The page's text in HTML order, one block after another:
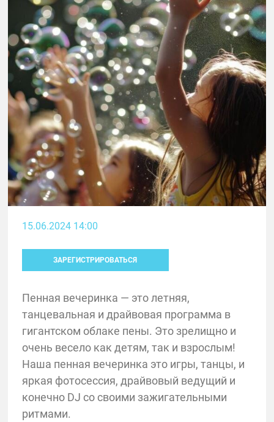
15.06.2024 14:00
ЗАРЕГИСТРИРОВАТЬСЯ
Пенная вечеринка — это летняя,
танцевальная и драйвовая программа в
гигантском облаке пены. Это зрелищно и
очень весело как детям, так и взрослым!
Наша пенная вечеринка это игры, танцы, и
яркая фотосессия, драйвовый ведущий и
конечно DJ со своими зажигательными
ритмами.